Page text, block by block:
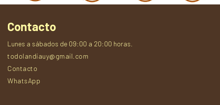
Contacto
Lunes a sábados de 09:00 a 20:00 horas.
todolandiauy@gmail.com
Contacto
WhatsApp